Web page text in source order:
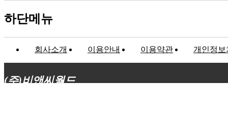
하단메뉴
회사소개 이용안내 이용약관 개인정보
(주)비앤씨월드